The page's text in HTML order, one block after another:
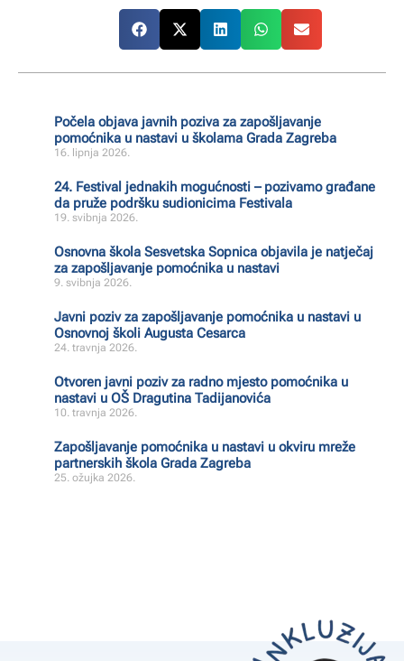
Počela objava javnih poziva za zapošljavanje
pomoćnika u nastavi u školama Grada Zagreba
16. lipnja 2026.
24. Festival jednakih mogućnosti – pozivamo građane
da pruže podršku sudionicima Festivala
19. svibnja 2026.
Osnovna škola Sesvetska Sopnica objavila je natječaj
za zapošljavanje pomoćnika u nastavi
9. svibnja 2026.
Javni poziv za zapošljavanje pomoćnika u nastavi u
Osnovnoj školi Augusta Cesarca
24. travnja 2026.
Otvoren javni poziv za radno mjesto pomoćnika u
nastavi u OŠ Dragutina Tadijanovića
10. travnja 2026.
Zapošljavanje pomoćnika u nastavi u okviru mreže
partnerskih škola Grada Zagreba
25. ožujka 2026.